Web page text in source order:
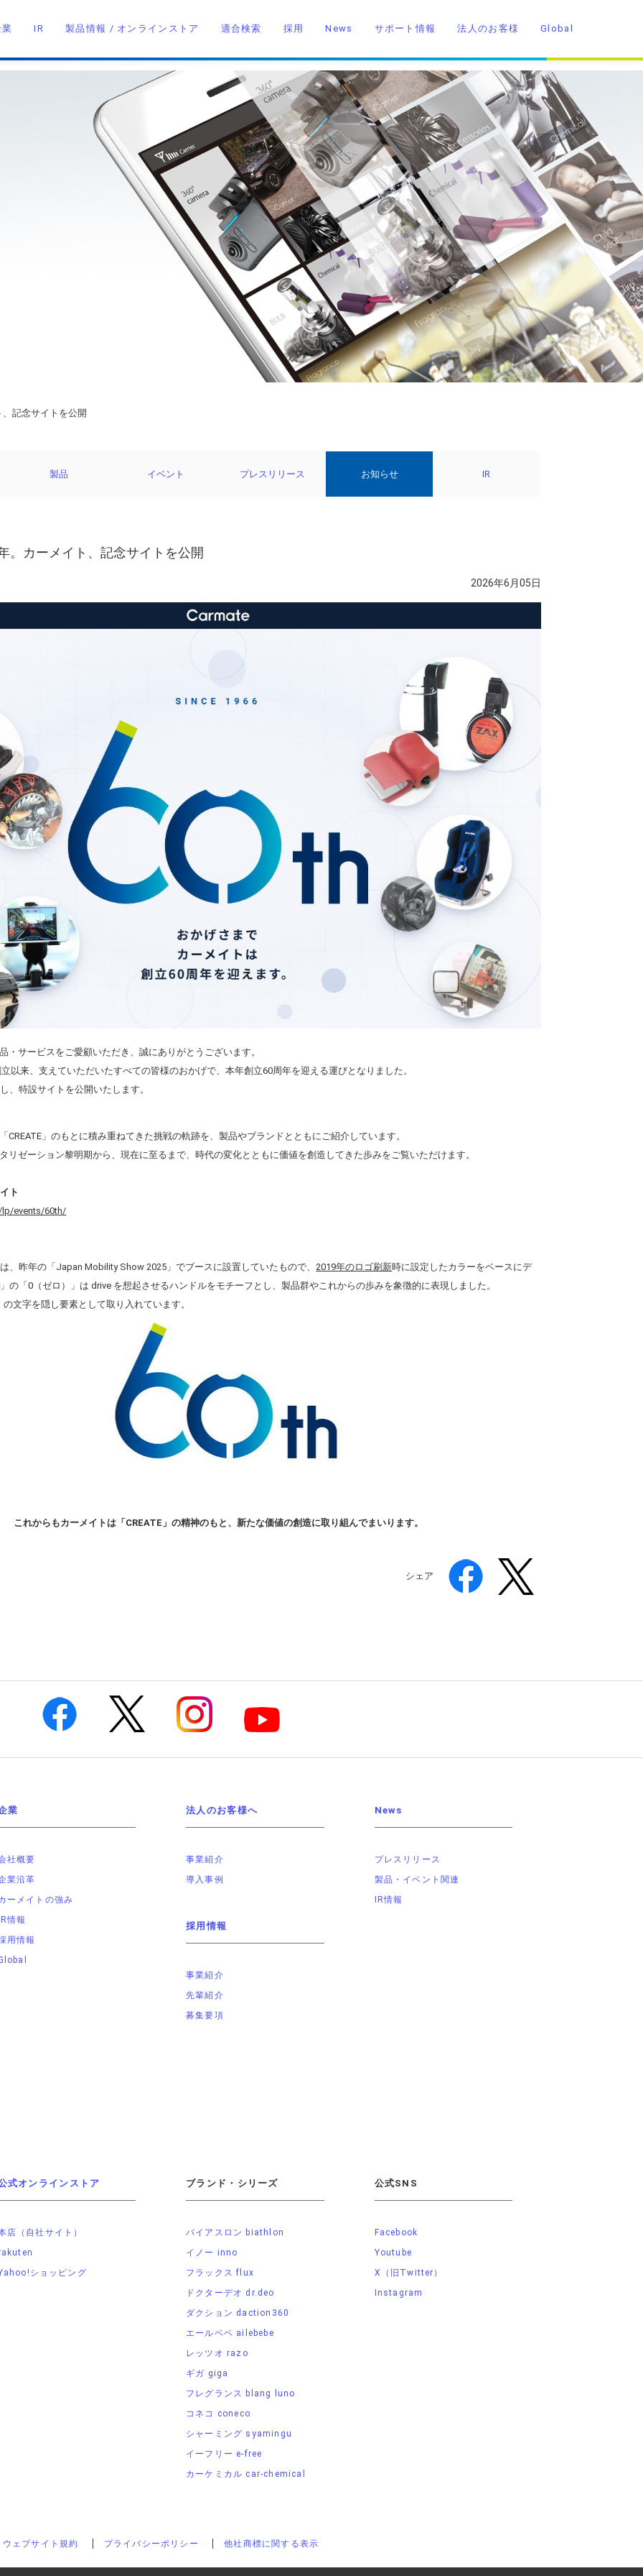
IR 製品情報 / オンラインストア 適合検索 採用 News サポート情報 法人のお客様 Global
、記念サイトを公開
製品 イベント プレスリリース お知らせ IR
。カーメイト、記念サイトを公開
2026年6月05日
・サービスをご愛顧いただき、誠にありがとうございます。
以来、支えていただいたすべての皆様のおかげで、本年創立60周年を迎える運びとなりました。
、特設サイトを公開いたします。
CREATE」のもとに積み重ねてきた挑戦の軌跡を、製品やブランドとともにご紹介しています。
リゼーション黎明期から、現在に至るまで、時代の変化とともに価値を創造してきた歩みをご覧いただけます。
ト
lp/events/60th/
、昨年の「Japan Mobility Show 2025」でブースに設置していたもので、2019年のロゴ刷新時に設定したカラーをベースにデ
の「0（ゼロ）」は drive を想起させるハンドルをモチーフとし、製品群やこれからの歩みを象徴的に表現しました。
文字を隠し要素として取り入れています。
これからもカーメイトは「CREATE」の精神のもと、新たな価値の創造に取り組んでまいります。
シェア
業
社概要
業沿革
ーメイトの強み
IR情報
用情報
法人のお客様へ
事業紹介
導入事例
News
プレスリリース
製品・イベント関連
IR情報
採用情報
事業紹介
先輩紹介
募集要項
式オンラインストア
店（自社サイト）
ショッピング
ブランド・シリーズ
バイアスロン biathlon
イノー inno
フラックス flux
ドクターデオ dr.deo
ダクション daction360
エールベベ ailebebe
レッツオ razo
ギガ giga
フレグランス blang luno
コネコ coneco
シャーミング syamingu
イーフリー e-free
カーケミカル car-chemical
公式SNS
Facebook
Youtube
X（旧Twitter）
Instagram
ウェブサイト規約 プライバシーポリシー 他社商標に関する表示